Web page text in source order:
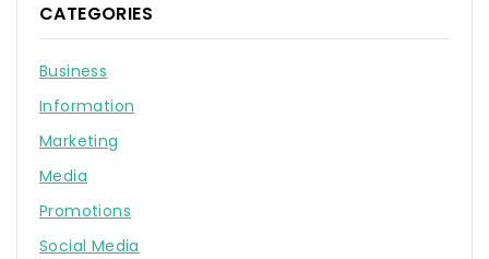
CATEGORIES
Business
Information
Marketing
Media
Promotions
Social Media